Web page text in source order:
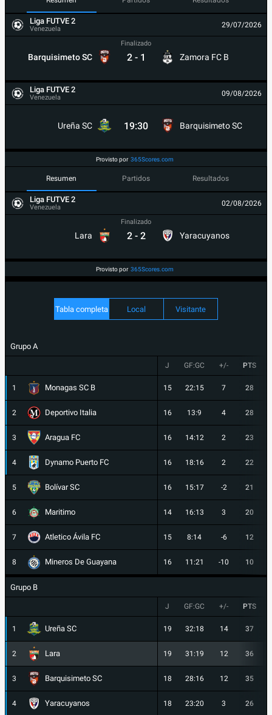
Liga FUTVE 2
Venezuela 29/07/2026
Barquisimeto SC
Finalizado
2 - 1 Zamora FC B
Liga FUTVE 2
Venezuela 09/08/2026
Ureña SC 19:30 Barquisimeto SC
Provisto por 365Scores.com
Resumen Partidos Resultados
Liga FUTVE 2
Venezuela 02/08/2026
Lara
Finalizado
2 - 2 Yaracuyanos
Provisto por 365Scores.com
Tabla completa Local Visitante
Grupo A
J GF:GC +/- PTS
1 Monagas SC B 15 22:15 7 28
2 Deportivo Italia 16 13:9 4 28
3 Aragua FC 16 14:12 2 23
4 Dynamo Puerto FC 16 18:16 2 22
5 Bolívar SC 16 15:17 -2 21
6 Maritimo 14 16:13 3 20
7 Atletico Ávila FC 15 8:14 -6 12
8 Mineros De Guayana 16 11:21 -10 10
Grupo B
J GF:GC +/- PTS
1 Ureña SC 19 32:18 14 37
2 Lara 19 31:19 12 36
3 Barquisimeto SC 18 28:16 12 35
4 Yaracuyanos 18 23:20 3 26